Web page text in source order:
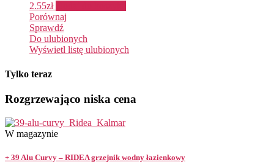
2.55zł
Porównaj
Sprawdź
Do ulubionych
Wyświetl listę ulubionych
Tylko teraz
Rozgrzewająco niska cena
W magazynie
+ 39 Alu Curvy – RIDEA grzejnik wodny łazienkowy